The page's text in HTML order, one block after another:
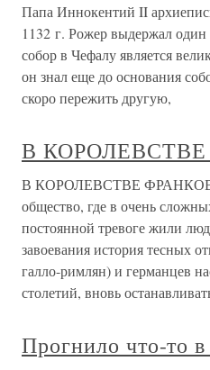
Папа Иннокентий II
1132 г. Рожер выдержал
собор в Чефалу является
он знал еще до основания
скоро пережить другую,
В
В КОРОЛЕВСТВЕ ФРАНКОВ
общество, где в очень
постоянной тревоге жили
завоевания история тесных
галло-римлян) и германцев
столетий, вновь
Прогнило что-то